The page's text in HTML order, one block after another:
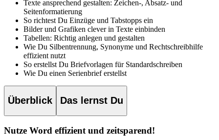
Texte ansprechend gestalten: Zeichen-, Absatz- und
Seitenformatierung
So richtest Du Einzüge und Tabstopps ein
Bilder und Grafiken clever in Texte einbinden
Tabellen: Richtig anlegen und gestalten
Wie Du Silbentrennung, Synonyme und Rechtschreibhilfe
effizient nutzt
So erstellst Du Briefvorlagen für Standardschreiben
Wie Du einen Serienbrief erstellst
Überblick Das lernst Du
Nutze Word effizient und zeitsparend!